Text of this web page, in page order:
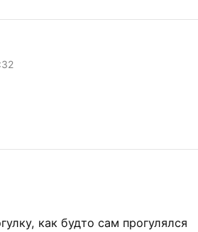
как будто сам прогулялся